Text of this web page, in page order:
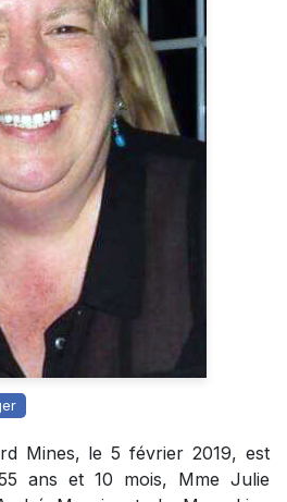
Mines, le 5 février 2019, est
ans et 10 mois, Mme Julie